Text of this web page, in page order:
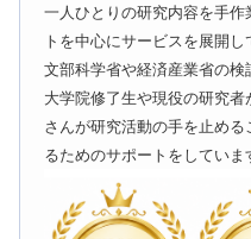
一人ひとりの研究内容を手
トを中心にサービスを展開し
文部科学省や経済産業省の
大学院修了生や現役の研究
さんが研究活動の手を止め
るためのサポートをしていま